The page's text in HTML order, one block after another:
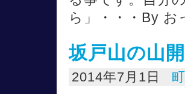
ら」・・・By お
坂戸山の山
2014年7月1日